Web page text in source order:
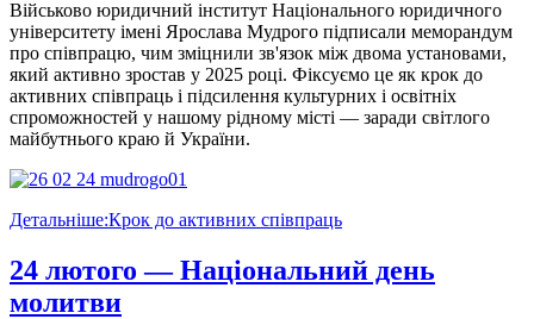
Військово юридичний інститут Національного юридичного
університету імені Ярослава Мудрого підписали меморандум
про співпрацю, чим зміцнили зв'язок між двома установами,
який активно зростав у 2025 році. Фіксуємо це як крок до
активних співпраць і підсилення культурних і освітніх
спроможностей у нашому рідному місті — заради світлого
майбутнього краю й України.
Детальніше:Крок до активних співпраць
24 лютого — Національний день
молитви